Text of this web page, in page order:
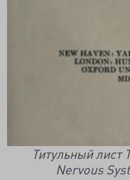
Титульный
Nervous